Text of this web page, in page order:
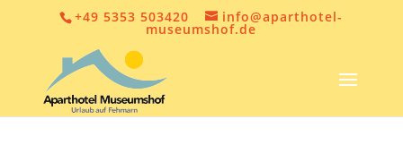
+49 5353 503420 info@aparthotel-
museumshof.de